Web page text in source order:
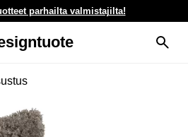
parhailta valmistajilta!